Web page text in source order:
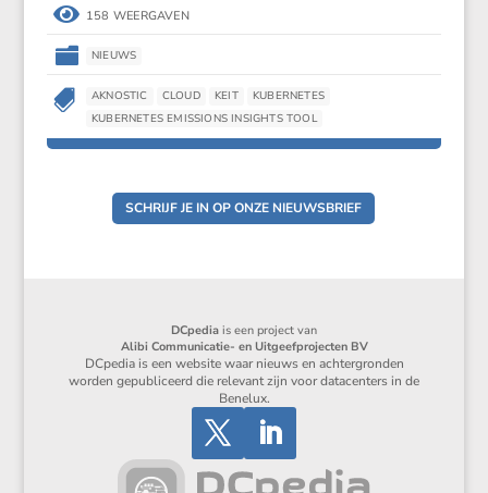
 158 WEERGAVEN
 NIEUWS
 AKNOSTIC CLOUD KEIT
KUBERNETES
KUBERNETES EMISSIONS INSIGHTS TOOL
SCHRIJF JE IN OP ONZE NIEUWSBRIEF
DCpedia is een project van
Alibi Communicatie- en Uitgeefprojecten BV
DCpedia is een website waar nieuws en achtergronden
worden gepubliceerd die relevant zijn voor datacenters in de
Benelux.